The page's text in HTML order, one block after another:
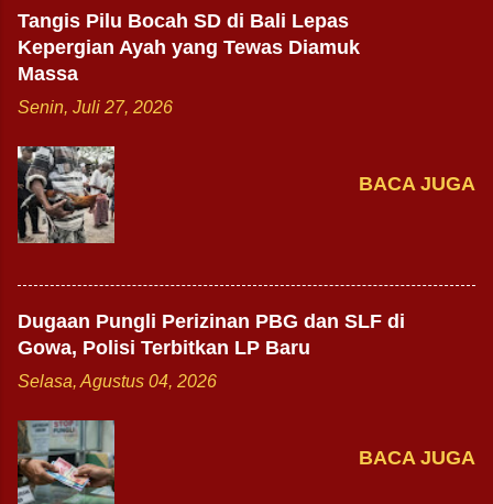
Tangis Pilu Bocah SD di Bali Lepas
Kepergian Ayah yang Tewas Diamuk
Massa
Senin, Juli 27, 2026
BACA JUGA
Dugaan Pungli Perizinan PBG dan SLF di
Gowa, Polisi Terbitkan LP Baru
Selasa, Agustus 04, 2026
BACA JUGA